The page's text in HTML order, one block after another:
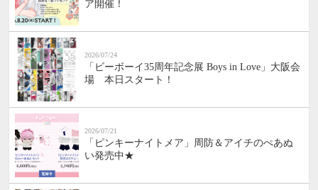
ア開催！
2026/07/24
「ビーボーイ35周年記念展 Boys in Love」大阪会
場 本日スタート！
2026/07/21
「ピンキーナイトメア」周防＆アイチのぺあぬ
い発売中★